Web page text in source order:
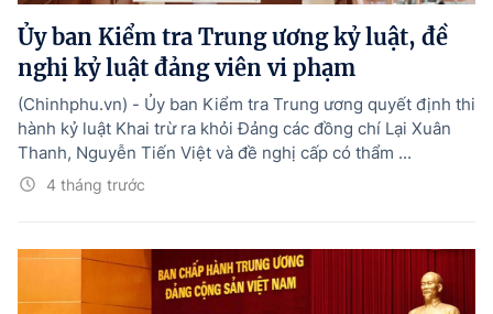
Phát triển kinh tế tư nhân và doanh nghiệp dân tộc
Ocop và chuỗi giá trị Nông sản
Kinh tế tư nhân
Video
Photo
Ủy ban Kiểm tra Trung ương kỷ luật, đề
nghị kỷ luật đảng viên vi phạm
4 tháng trước
(Chinhphu.vn) - Ủy ban Kiểm tra Trung ương quyết định thi
hành kỷ luật Khai trừ ra khỏi Đảng các đồng chí Lại Xuân
Thanh, Nguyễn Tiến Việt và đề nghị cấp có thẩm ...